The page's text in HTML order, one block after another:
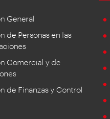
General
de Personas en las
Comercial y de
de Finanzas y Control